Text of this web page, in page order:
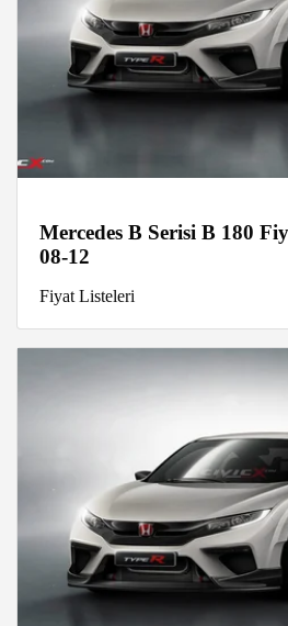
Mercedes B Serisi B 180
08-12
Fiyat Listeleri